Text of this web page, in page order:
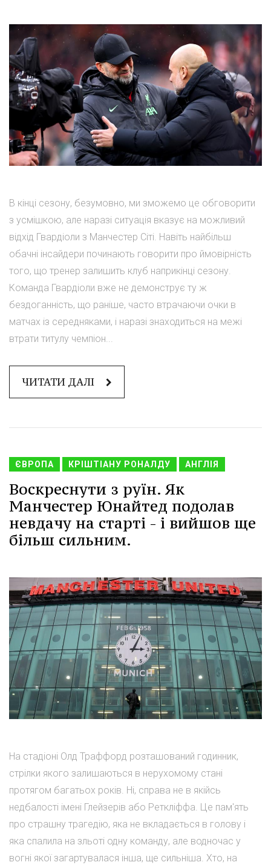
В кінці сезону, безумовно, ми зможемо це обговорити
з усмішкою, але наразі ситуація вказує на можливий
відхід Гвардіоли з Манчестер Сіті. Навіть найбільш
обачні інсайдери починають говорити про ймовірність
того, що тренер залишить клуб наприкінці сезону.
Команда Гвардіоли вже не демонструє ту ж
бездоганність, що раніше, часто втрачаючи очки в
матчах із середняками, і наразі знаходиться на межі
втрати титулу чемпіон...
ЧИТАТИ ДАЛІ
ЄВРОПА КРІШТІАНУ РОНАЛДУ АНГЛІЯ
Воскреснути з руїн. Як
Манчестер Юнайтед подолав
невдачу на старті - і вийшов ще
більш сильним.
На стадіоні Олд Траффорд розташований годинник,
стрілки якого залишаються в нерухомому стані
протягом багатьох років. Ні, справа не в якійсь
недбалості імені Глейзерів або Реткліффа. Це пам'ять
про страшну трагедію, яка не вкладається в голову і
яка спалила на зльоті одну команду, але водночас у
вогні якої загартувалася інша, ще сильніша. Хто, на